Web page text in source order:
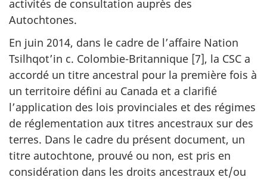
activités de consultation auprès des
Autochtones.
En juin 2014, dans le cadre de l’affaire Nation
Tsilhqot’in c. Colombie-Britannique [7], la CSC a
accordé un titre ancestral pour la première fois à
un territoire défini au Canada et a clarifié
l’application des lois provinciales et des régimes
de réglementation aux titres ancestraux sur des
terres. Dans le cadre du présent document, un
titre autochtone, prouvé ou non, est pris en
considération dans les droits ancestraux et/ou